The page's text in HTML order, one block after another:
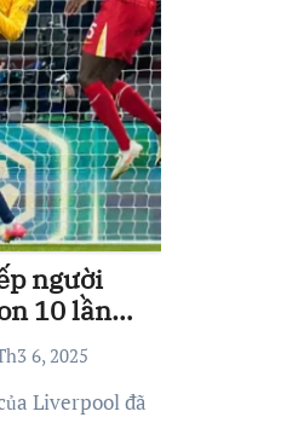
người
10 lần
Liverpool
6, 2025
Liverpool đã